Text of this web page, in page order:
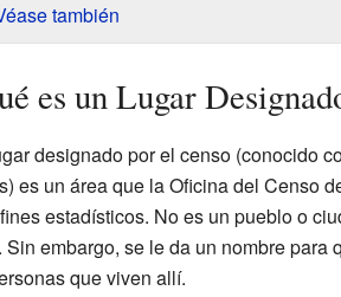
también
es un Lugar
designado por el censo (conocido
es un área que la Oficina del Censo
estadísticos. No es un pueblo o
Sin embargo, se le da un nombre para
que viven allí.